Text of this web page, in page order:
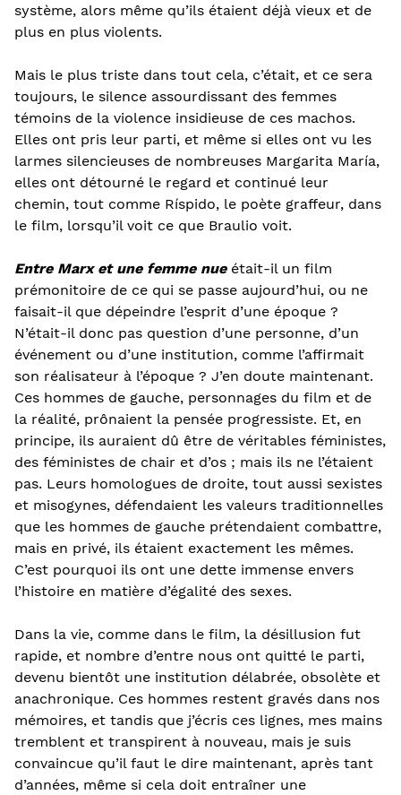
système, alors même qu’ils étaient déjà vieux et de
plus en plus violents.
Mais le plus triste dans tout cela, c’était, et ce sera
toujours, le silence assourdissant des femmes
témoins de la violence insidieuse de ces machos.
Elles ont pris leur parti, et même si elles ont vu les
larmes silencieuses de nombreuses Margarita María,
elles ont détourné le regard et continué leur
chemin, tout comme Ríspido, le poète graffeur, dans
le film, lorsqu’il voit ce que Braulio voit.
Entre Marx et une femme nueétait-il un film
prémonitoire de ce qui se passe aujourd’hui, ou ne
faisait-il que dépeindre l’esprit d’une époque ?
N’était-il donc pas question d’une personne, d’un
événement ou d’une institution, comme l’affirmait
son réalisateur à l’époque ? J’en doute maintenant.
Ces hommes de gauche, personnages du film et de
la réalité, prônaient la pensée progressiste. Et, en
principe, ils auraient dû être de véritables féministes,
des féministes de chair et d’os ; mais ils ne l’étaient
pas. Leurs homologues de droite, tout aussi sexistes
et misogynes, défendaient les valeurs traditionnelles
que les hommes de gauche prétendaient combattre,
mais en privé, ils étaient exactement les mêmes.
C’est pourquoi ils ont une dette immense envers
l’histoire en matière d’égalité des sexes.
Dans la vie, comme dans le film, la désillusion fut
rapide, et nombre d’entre nous ont quitté le parti,
devenu bientôt une institution délabrée, obsolète et
anachronique. Ces hommes restent gravés dans nos
mémoires, et tandis que j’écris ces lignes, mes mains
tremblent et transpirent à nouveau, mais je suis
convaincue qu’il faut le dire maintenant, après tant
d’années, même si cela doit entraîner une